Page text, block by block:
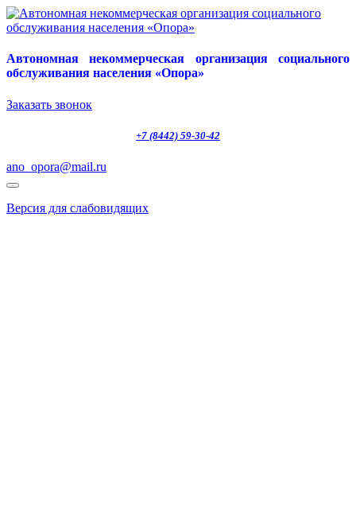
Автономная некоммерческая организация социального
обслуживания населения «Опора»
Заказать звонок
+7 (8442) 59-30-42
ano_opora@mail.ru
Версия для слабовидящих